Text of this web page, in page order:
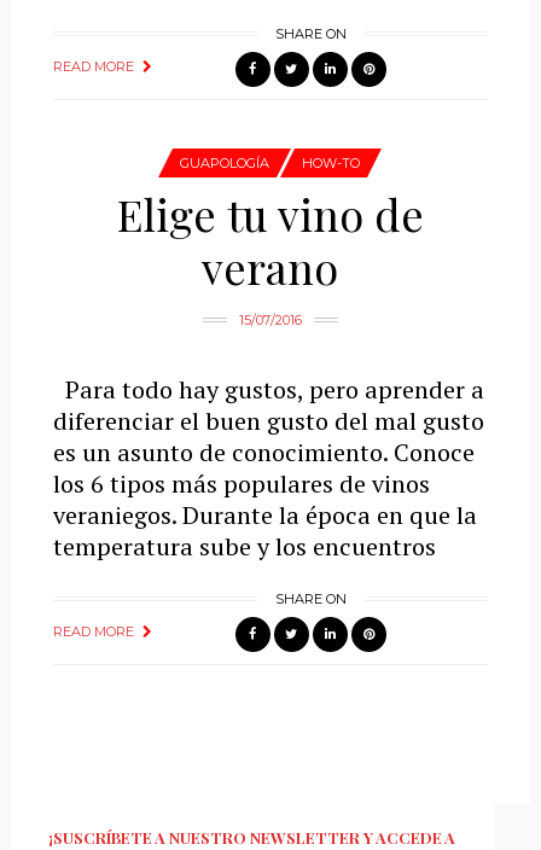
READ MORE
SHARE ON
GUAPOLOGÍA HOW-TO
Elige tu vino de
verano
15/07/2016
Para todo hay gustos, pero aprender a
diferenciar el buen gusto del mal gusto
es un asunto de conocimiento. Conoce
los 6 tipos más populares de vinos
veraniegos. Durante la época en que la
temperatura sube y los encuentros
READ MORE
SHARE ON
¡SUSCRÍBETE A NUESTRO NEWSLETTER Y ACCEDE A